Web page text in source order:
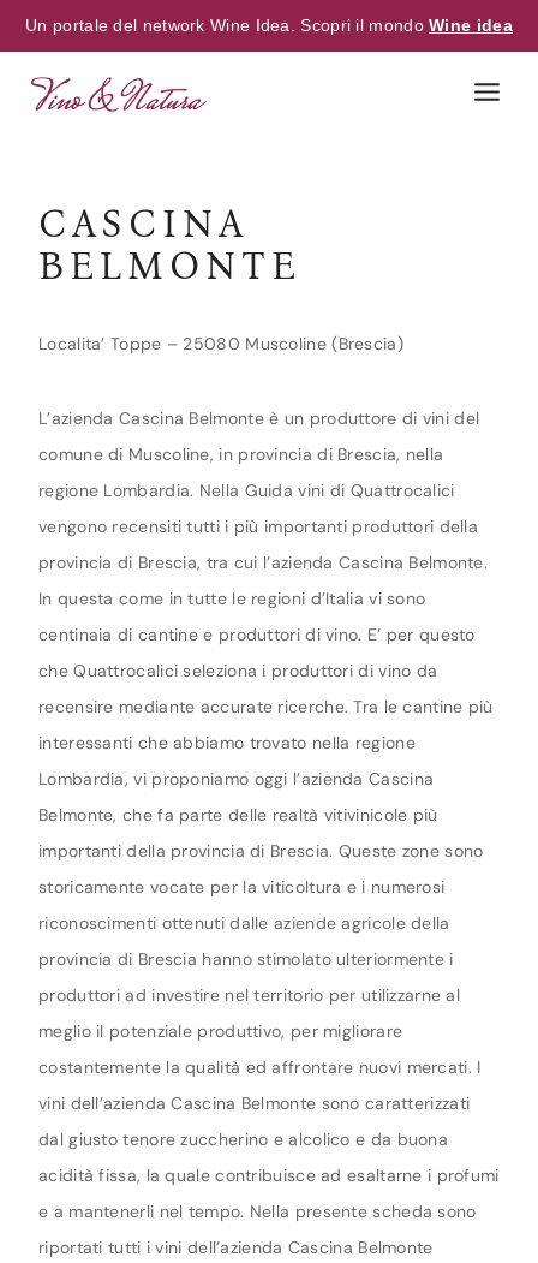
Un portale del network Wine Idea. Scopri il mondoWine idea
CASCINA
BELMONTE
Localita’ Toppe – 25080 Muscoline (Brescia)
L’azienda Cascina Belmonte è un produttore di vini del
comune di Muscoline, in provincia di Brescia, nella
regione Lombardia. Nella Guida vini di Quattrocalici
vengono recensiti tutti i più importanti produttori della
provincia di Brescia, tra cui l’azienda Cascina Belmonte.
In questa come in tutte le regioni d’Italia vi sono
centinaia di cantine e produttori di vino. E’ per questo
che Quattrocalici seleziona i produttori di vino da
recensire mediante accurate ricerche. Tra le cantine più
interessanti che abbiamo trovato nella regione
Lombardia, vi proponiamo oggi l’azienda Cascina
Belmonte, che fa parte delle realtà vitivinicole più
importanti della provincia di Brescia. Queste zone sono
storicamente vocate per la viticoltura e i numerosi
riconoscimenti ottenuti dalle aziende agricole della
provincia di Brescia hanno stimolato ulteriormente i
produttori ad investire nel territorio per utilizzarne al
meglio il potenziale produttivo, per migliorare
costantemente la qualità ed affrontare nuovi mercati. I
vini dell’azienda Cascina Belmonte sono caratterizzati
dal giusto tenore zuccherino e alcolico e da buona
acidità fissa, la quale contribuisce ad esaltarne i profumi
e a mantenerli nel tempo. Nella presente scheda sono
riportati tutti i vini dell’azienda Cascina Belmonte